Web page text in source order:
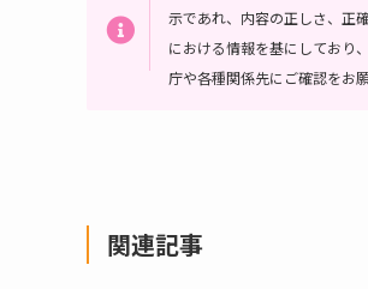
示であれ、内容の正しさ、正
における情報を基にしており
庁や各種関係先にご確認をお
関連記事